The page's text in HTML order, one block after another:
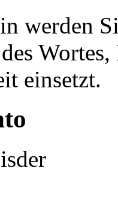
werden
einsetzt.